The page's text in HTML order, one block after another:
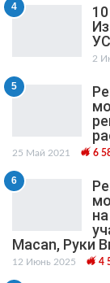
4
2
5
25 Май 2021 6
6
Macan, Руки
12 Июнь 2025 4